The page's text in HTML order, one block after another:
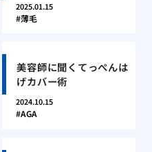
2025.01.15
薄毛
美容師に聞くてっぺんは
げカバー術
2024.10.15
AGA